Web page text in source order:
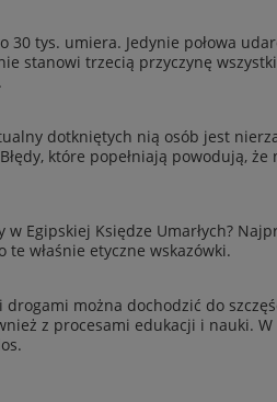
30 tys. umiera. Jedynie połowa
stanowi trze­cią przy­czynę
dotknię­tych nią osób jest
które popeł­ni­ają powodują,
Egip­skiej Księdze Umarłych?
właśnie ety­czne wskazówki.
drogami można dochodzić do
z proce­sami edukacji i nauki.